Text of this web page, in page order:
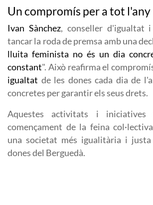
Un compromís per a tot l'any
Ivan Sànchez, conseller d'igualtat i
tancar la roda de premsa amb una
lluita feminista no és un dia
constant". Això reafirma el
igualtat de les dones cada dia de
concretes per garantir els seus drets.
Aquestes activitats i iniciatives
començament de la feina
una societat més igualitària i
dones del Berguedà.